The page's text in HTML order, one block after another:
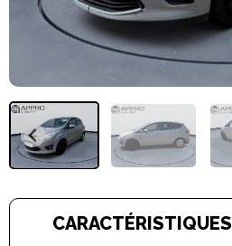
CARACTÉRISTIQUES